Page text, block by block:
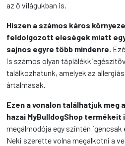
az ő világukban is.
Hiszen a számos káros
feldolgozott eleségek miatt
sajnos egyre több mindenre.
is számos olyan
találkozhatunk, amelyek az
ártalmasak.
Ezen a vonalon találhatjuk meg
hazai MyBulldogShop termékeit
megálmodója egy szintén igencsak
Neki szerette volna megalkotni a